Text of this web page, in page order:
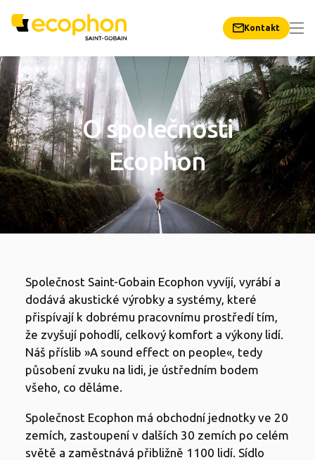
Kontakt
O společnosti
Ecophon
Společnost Saint-Gobain Ecophon vyvíjí, vyrábí a
dodává akustické výrobky a systémy, které
přispívají k dobrému pracovnímu prostředí tím,
že zvyšují pohodlí, celkový komfort a výkony lidí.
Náš příslib »A sound effect on people«, tedy
působení zvuku na lidi, je ústředním bodem
všeho, co děláme.
Společnost Ecophon má obchodní jednotky ve 20
zemích, zastoupení v dalších 30 zemích po celém
světě a zaměstnává přibližně 1100 lidí. Sídlo